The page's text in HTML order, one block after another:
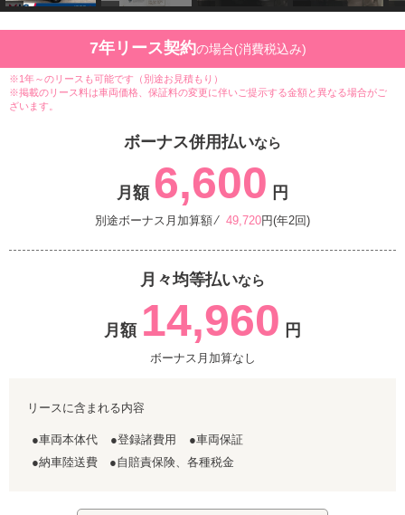
7年リース契約の場合(消費税込み)
※1年～のリースも可能です（別途お見積もり）
※掲載のリース料は車両価格、保証料の変更に伴いご提示する金額と異なる場合がご
ざいます。
ボーナス併用払いなら
月額 6,600 円
別途ボーナス月加算額 ⁄ 49,720円(年2回)
月々均等払いなら
月額 14,960 円
ボーナス月加算なし
リースに含まれる内容
●車両本体代 ●登録諸費用
●車両保証
●納車陸送費 ●自賠責保険、各種税金